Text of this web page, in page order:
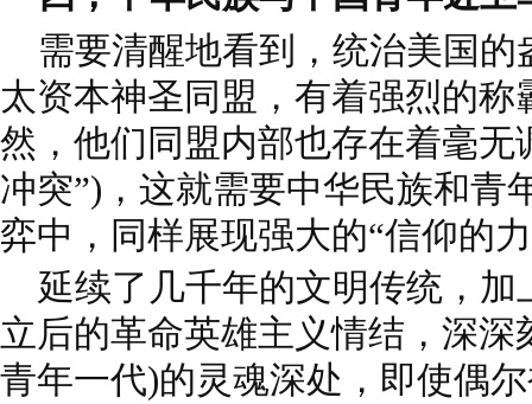
需要清醒地看到，统治美国
太资本神圣同盟，有着强烈的称
然，他们同盟内部也存在着毫无
冲突”)，这就需要中华民族和青
弈中，同样展现强大的“信仰的
延续了几千年的文明传统，加
立后的革命英雄主义情结，深深
青年一代)的灵魂深处，即使偶